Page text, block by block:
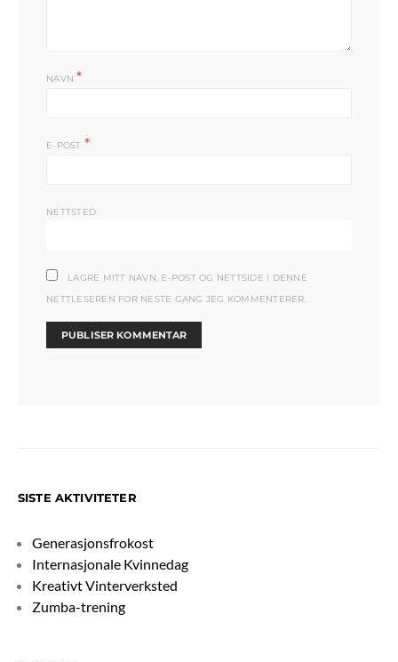
NAVN*
E-POST *
NETTSTED
LAGRE MITT NAVN, E-POST OG NETTSIDE I DENNE
NETTLESEREN FOR NESTE GANG JEG KOMMENTERER.
SISTE AKTIVITETER
Generasjonsfrokost
Internasjonale Kvinnedag
Kreativt Vinterverksted
Zumba-trening